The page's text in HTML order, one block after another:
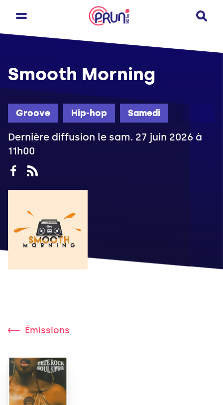
Groove Hip-hop Samedi
Smooth Morning
Dernière diffusion le sam. 27 juin 2026 à
11h00
Émissions